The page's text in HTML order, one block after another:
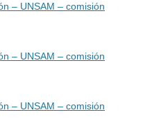
– UNSAM – comisión
– UNSAM – comisión
– UNSAM – comisión